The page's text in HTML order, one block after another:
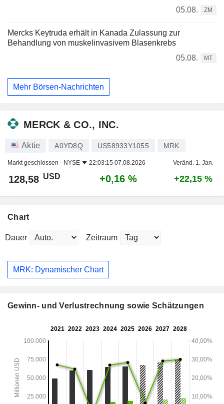
05.08.
ZM
Mercks Keytruda erhält in Kanada Zulassung zur
Behandlung von muskelinvasivem Blasenkrebs
05.08.
MT
Mehr Börsen-Nachrichten
MERCK & CO., INC.
Aktie A0YD8Q US58933Y1055 MRK
Markt geschlossen - NYSE 22:03:15 07.08.2026 Veränd. 1. Jan.
128,58 USD +0,16 % +22,15 %
Chart
Dauer Zeitraum
MRK: Dynamischer Chart
Gewinn- und Verlustrechnung sowie Schätzungen